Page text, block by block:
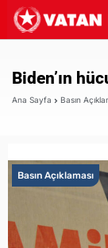
Biden’ın
Ana Sayfa Basın
Basın Açıklaması